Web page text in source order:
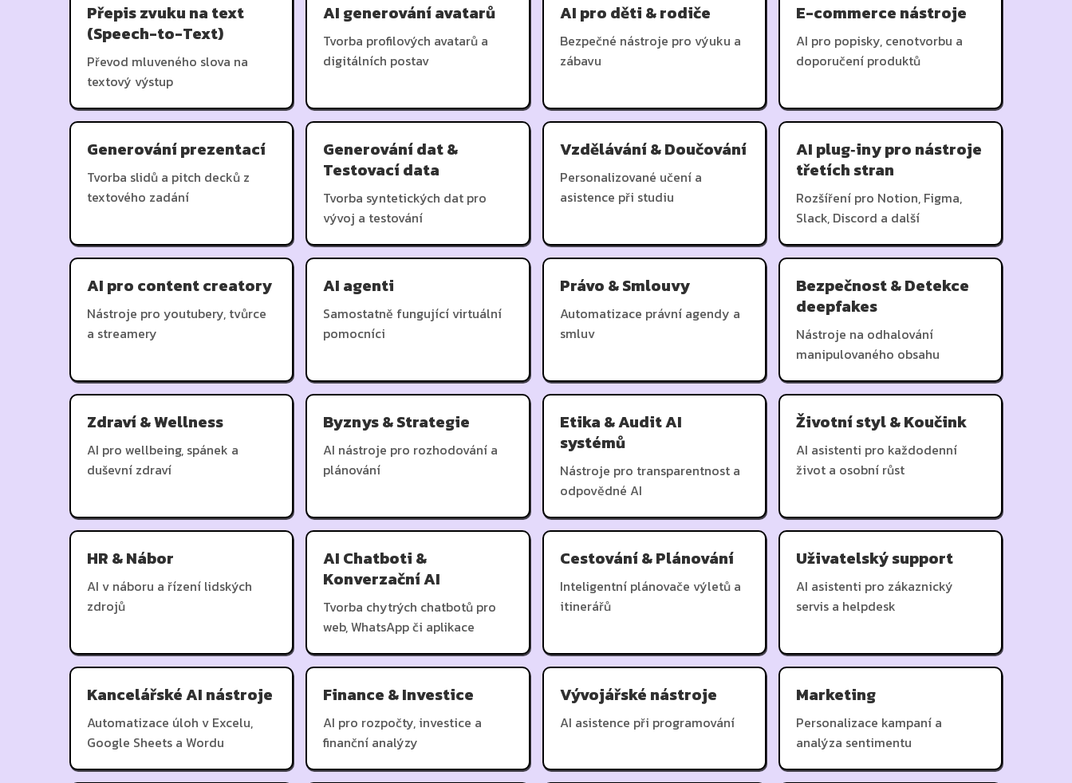
Přepis zvuku na text
(Speech-to-Text)
Převod mluveného slova na
textový výstup
AI generování avatarů
Tvorba profilových avatarů a
digitálních postav
AI pro děti & rodiče
Bezpečné nástroje pro výuku a
zábavu
E-commerce nástroje
AI pro popisky, cenotvorbu a
doporučení produktů
Generování prezentací
Tvorba slidů a pitch decků z
textového zadání
Generování dat &
Testovací data
Tvorba syntetických dat pro
vývoj a testování
Vzdělávání & Doučování
Personalizované učení a
asistence při studiu
AI plug‑iny pro nástroje
třetích stran
Rozšíření pro Notion, Figma,
Slack, Discord a další
AI pro content creatory
Nástroje pro youtubery, tvůrce
a streamery
AI agenti
Samostatně fungující virtuální
pomocníci
Právo & Smlouvy
Automatizace právní agendy a
smluv
Bezpečnost & Detekce
deepfakes
Nástroje na odhalování
manipulovaného obsahu
Zdraví & Wellness
AI pro wellbeing, spánek a
duševní zdraví
Byznys & Strategie
AI nástroje pro rozhodování a
plánování
Etika & Audit AI
systémů
Nástroje pro transparentnost a
odpovědné AI
Životní styl & Koučink
AI asistenti pro každodenní
život a osobní růst
HR & Nábor
AI v náboru a řízení lidských
zdrojů
AI Chatboti &
Konverzační AI
Tvorba chytrých chatbotů pro
web, WhatsApp či aplikace
Cestování & Plánování
Inteligentní plánovače výletů a
itinerářů
Uživatelský support
AI asistenti pro zákaznický
servis a helpdesk
Kancelářské AI nástroje
Automatizace úloh v Excelu,
Google Sheets a Wordu
Finance & Investice
AI pro rozpočty, investice a
finanční analýzy
Vývojářské nástroje
AI asistence při programování
Marketing
Personalizace kampaní a
analýza sentimentu